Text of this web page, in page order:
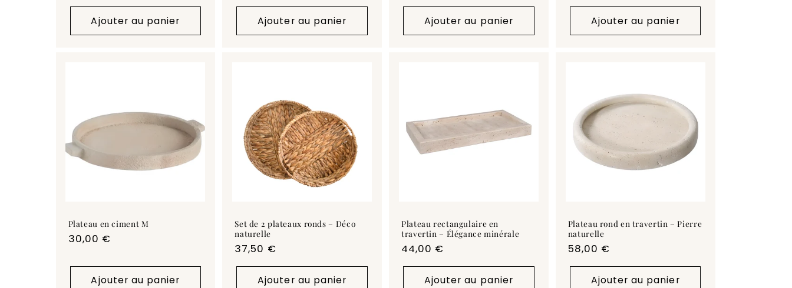
habituelpromotionnel
Ajouter au panier Ajouter au panier
habituelpromotionnel
Ajouter au panier Ajouter au panier
Plateau en ciment M
Prix
30,00 €
Ajouter au panier
Set de 2 plateaux ronds – Déco
naturelle
Prix
habituel
37,50 €
Ajouter au panier
Plateau rectangulaire en
travertin – Élégance minérale
Prix
habituel
44,00 €
Ajouter au panier
Plateau rond en travertin – Pierre
naturelle
Prix
habituel
58,00 €
Ajouter au panier